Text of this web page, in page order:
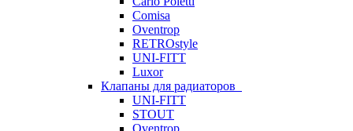
Comisa
Oventrop
RETROstyle
UNI-FITT
Luxor
Клапаны для радиаторов
UNI-FITT
STOUT
Oventrop